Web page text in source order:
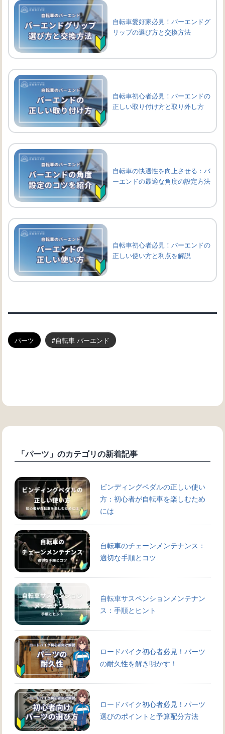
自転車愛好家必見！バーエンドグ
リップの選び方と交換方法
自転車初心者必見！バーエンドの
正しい取り付け方と取り外し方
自転車の快適性を向上させる：バ
ーエンドの最適な角度の設定方法
自転車初心者必見！バーエンドの
正しい使い方と利点を解説
パーツ 自転車 バーエンド
「パーツ」のカテゴリの新着記事
ビンディングペダルの正しい使い
方：初心者が自転車を楽しむため
には
自転車のチェーンメンテナンス：
適切な手順とコツ
自転車サスペンションメンテナン
ス：手順とヒント
ロードバイク初心者必見！パーツ
の耐久性を解き明かす！
ロードバイク初心者必見！パーツ
選びのポイントと予算配分方法